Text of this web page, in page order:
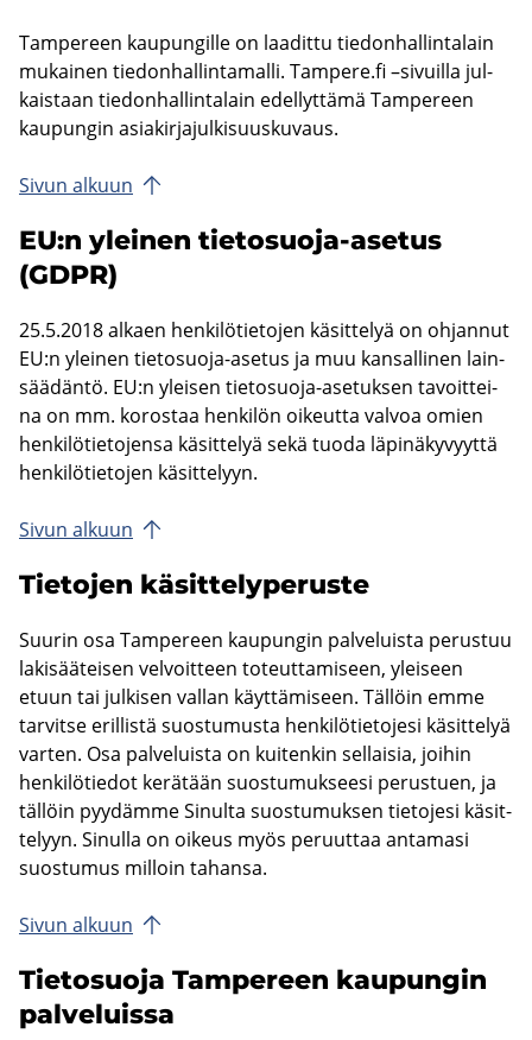
Tam­pe­reen kau­pun­gil­le on laa­dit­tu tie­don­hal­lin­ta­lain
mu­kai­nen tie­don­hal­lin­ta­mal­li. Tam­pe­re.fi –si­vuil­la jul­
kais­taan tie­don­hal­lin­ta­lain edel­lyt­tä­mä Tam­pe­reen
kau­pun­gin asia­kir­ja­jul­ki­suus­ku­vaus.
Sivun al­kuun
EU:n ylei­nen tietosuoja-​asetus
(GDPR)
25.5.2018 al­kaen hen­ki­lö­tie­to­jen kä­sit­te­lyä on oh­jan­nut
EU:n ylei­nen tietosuoja-​asetus ja muu kan­sal­li­nen lain­
sää­dän­tö. EU:n ylei­sen tietosuoja-​asetuksen ta­voit­tei­
na on mm. ko­ros­taa hen­ki­lön oi­keut­ta val­voa omien
hen­ki­lö­tie­to­jen­sa kä­sit­te­lyä sekä tuoda lä­pi­nä­ky­vyyt­tä
hen­ki­lö­tie­to­jen kä­sit­te­lyyn.
Sivun al­kuun
Tie­to­jen kä­sit­te­ly­pe­rus­te
Suu­rin osa Tam­pe­reen kau­pun­gin pal­ve­luis­ta pe­rus­tuu
la­ki­sää­tei­sen vel­voit­teen to­teut­ta­mi­seen, ylei­seen
etuun tai jul­ki­sen val­lan käyt­tä­mi­seen. Täl­löin emme
tar­vit­se eril­lis­tä suos­tu­mus­ta hen­ki­lö­tie­to­je­si kä­sit­te­lyä
var­ten. Osa pal­ve­luis­ta on kui­ten­kin sel­lai­sia, joi­hin
hen­ki­lö­tie­dot ke­rä­tään suos­tu­muk­see­si pe­rus­tuen, ja
täl­löin pyy­däm­me Si­nul­ta suos­tu­muk­sen tie­to­je­si kä­sit­
te­lyyn. Si­nul­la on oi­keus myös pe­ruut­taa an­ta­ma­si
suos­tu­mus mil­loin ta­han­sa.
Sivun al­kuun
Tie­to­suo­ja Tam­pe­reen kau­pun­gin
pal­ve­luis­sa